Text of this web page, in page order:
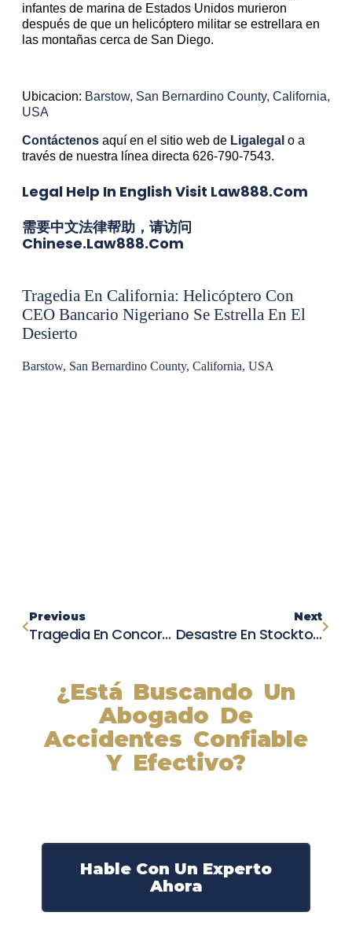
infantes de marina de Estados Unidos murieron
después de que un helicóptero militar se estrellara en
las montañas cerca de San Diego.
Ubicacion: Barstow, San Bernardino County, California,
USA
Contáctenos aquí en el sitio web de Ligalegal o a
través de nuestra línea directa 626-790-7543.
Legal Help In English Visit Law888.com
需要中文法律帮助，请访问
Chinese.law888.com
Tragedia En California: Helicóptero Con
CEO Bancario Nigeriano Se Estrella En El
Desierto
Barstow, San Bernardino County, California, USA
Previous
Tragedia En Concord: Fatal Accidente En La Autopista 242 Deja Un Muerto Y Un Conductor Ileso
Next
Desastre En Stockton: Camión Cisterna Vuelca Y Derrama Miles De Galones De Combustible
¿Está Buscando Un
Abogado De
Accidentes Confiable
Y Efectivo?
Hable Con Un Experto
Ahora